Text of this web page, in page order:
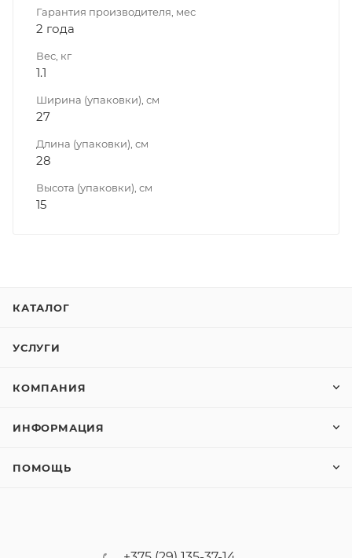
Гарантия производителя, мес
2 года
Вес, кг
1.1
Ширина (упаковки), см
27
Длина (упаковки), см
28
Высота (упаковки), см
15
КАТАЛОГ
УСЛУГИ
КОМПАНИЯ
ИНФОРМАЦИЯ
ПОМОЩЬ